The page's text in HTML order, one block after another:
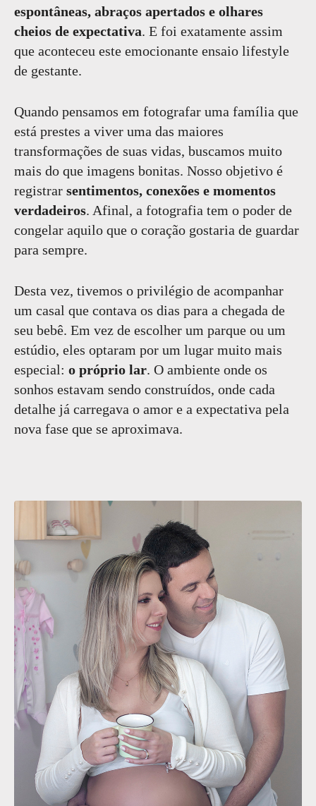
espontâneas, abraços apertados e olhares
cheios de expectativa. E foi exatamente assim
que aconteceu este emocionante ensaio lifestyle
de gestante.
Quando pensamos em fotografar uma família que
está prestes a viver uma das maiores
transformações de suas vidas, buscamos muito
mais do que imagens bonitas. Nosso objetivo é
registrar sentimentos, conexões e momentos
verdadeiros. Afinal, a fotografia tem o poder de
congelar aquilo que o coração gostaria de guardar
para sempre.
Desta vez, tivemos o privilégio de acompanhar
um casal que contava os dias para a chegada de
seu bebê. Em vez de escolher um parque ou um
estúdio, eles optaram por um lugar muito mais
especial: o próprio lar. O ambiente onde os
sonhos estavam sendo construídos, onde cada
detalhe já carregava o amor e a expectativa pela
nova fase que se aproximava.